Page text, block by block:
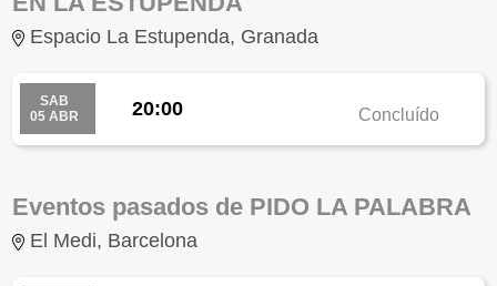
Espacio La Estupenda, Granada
SAB
05 ABR
20:00 Concluído
Eventos pasados de PIDO LA PALABRA
El Medi, Barcelona